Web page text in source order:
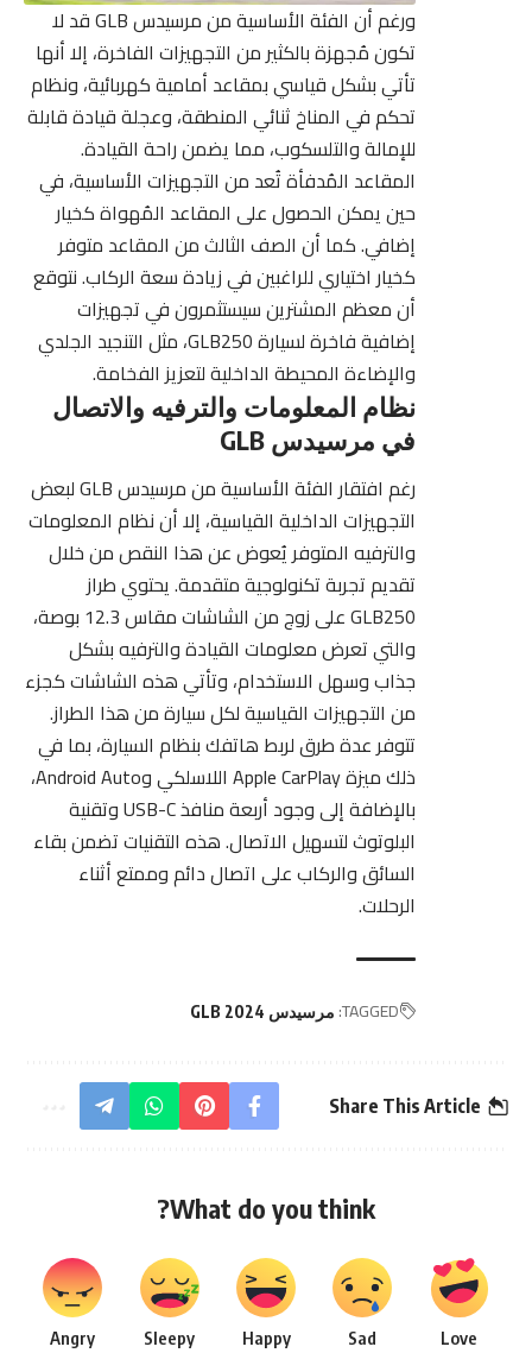
ورغم أن الفئة الأساسية من مرسيدس GLB قد لا
تكون مُجهزة بالكثير من التجهيزات الفاخرة، إلا أنها
تأتي بشكل قياسي بمقاعد أمامية كهربائية، ونظام
تحكم في المناخ ثنائي المنطقة، وعجلة قيادة قابلة
للإمالة والتلسكوب، مما يضمن راحة القيادة.
المقاعد المُدفأة تُعد من التجهيزات الأساسية، في
حين يمكن الحصول على المقاعد المُهواة كخيار
إضافي. كما أن الصف الثالث من المقاعد متوفر
كخيار اختياري للراغبين في زيادة سعة الركاب. نتوقع
أن معظم المشترين سيستثمرون في تجهيزات
إضافية فاخرة لسيارة GLB250، مثل التنجيد الجلدي
والإضاءة المحيطة الداخلية لتعزيز الفخامة.
نظام المعلومات والترفيه والاتصال
في مرسيدس GLB
رغم افتقار الفئة الأساسية من مرسيدس GLB لبعض
التجهيزات الداخلية القياسية، إلا أن نظام المعلومات
والترفيه المتوفر يُعوض عن هذا النقص من خلال
تقديم تجربة تكنولوجية متقدمة. يحتوي طراز
GLB250 على زوج من الشاشات مقاس 12.3 بوصة،
والتي تعرض معلومات القيادة والترفيه بشكل
جذاب وسهل الاستخدام، وتأتي هذه الشاشات كجزء
من التجهيزات القياسية لكل سيارة من هذا الطراز.
تتوفر عدة طرق لربط هاتفك بنظام السيارة، بما في
ذلك ميزة Apple CarPlay اللاسلكي وAndroid Auto،
بالإضافة إلى وجود أربعة منافذ USB-C وتقنية
البلوتوث لتسهيل الاتصال. هذه التقنيات تضمن بقاء
السائق والركاب على اتصال دائم وممتع أثناء
الرحلات.
TAGGED: مرسيدس GLB 2024
Share This Article
What do you think?
Love
Sad
Happy
Sleepy
Angry